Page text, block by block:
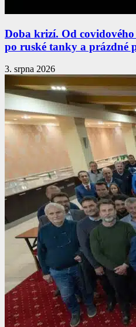
Doba krizí. Od
po ruské tanky a prázdné
3. srpna 2026